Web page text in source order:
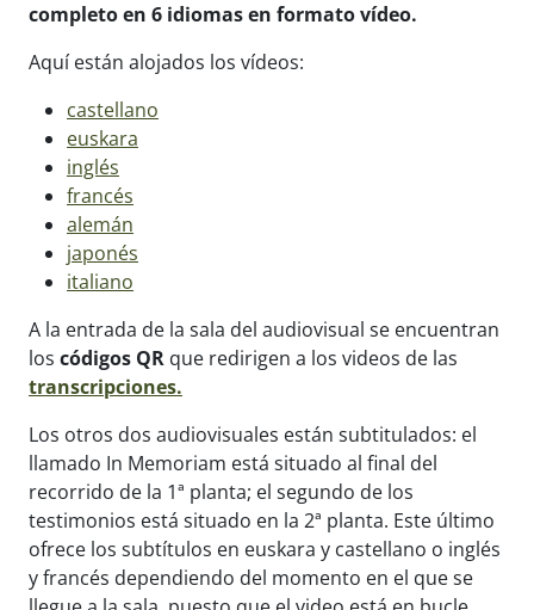
completo en 6 idiomas en formato vídeo.
Aquí están alojados los vídeos:
castellano
euskara
inglés
francés
alemán
japonés
italiano
A la entrada de la sala del audiovisual se encuentran
los códigos QR que redirigen a los videos de las
transcripciones.
Los otros dos audiovisuales están subtitulados: el
llamado In Memoriam está situado al final del
recorrido de la 1ª planta; el segundo de los
testimonios está situado en la 2ª planta. Este último
ofrece los subtítulos en euskara y castellano o inglés
y francés dependiendo del momento en el que se